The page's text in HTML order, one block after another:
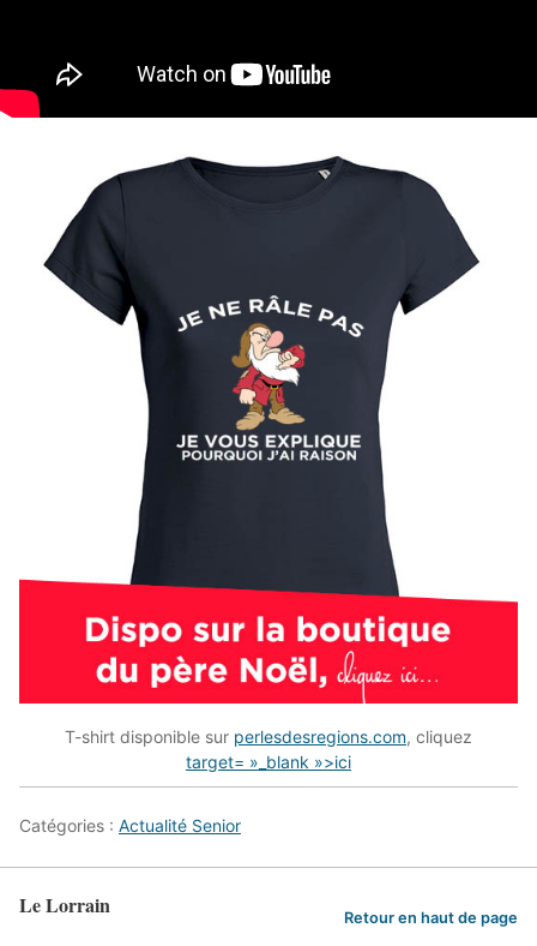
T-shirt disponible sur perlesdesregions.com, cliquez
target= »_blank »>ici
Catégories : Actualité Senior
Le Lorrain Retour en haut de page